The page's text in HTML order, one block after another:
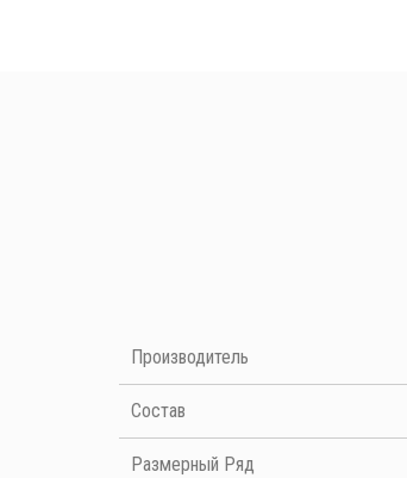
Производитель
Cостав
Размерный Ряд